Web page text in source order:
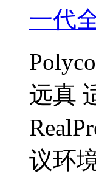
一代
远真
议环